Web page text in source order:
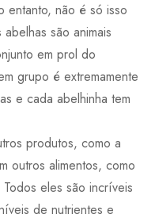
entanto, não é só isso
são animais
em prol do
grupo é extremamente
e cada abelhinha tem
produtos, como a
outros alimentos, como
eles são incríveis
de nutrientes e